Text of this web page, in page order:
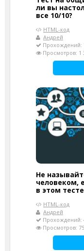
ли вы
все 10/10?
HTML-код
Андрей
Прохождений:
Просмотров: 1
Не
человеком,
в этом
HTML-код
Андрей
Прохождений:
Просмотров: